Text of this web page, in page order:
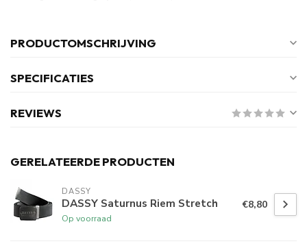
PRODUCTOMSCHRIJVING
SPECIFICATIES
REVIEWS
GERELATEERDE PRODUCTEN
DASSY
DASSY Saturnus Riem Stretch
Op voorraad
€8,80